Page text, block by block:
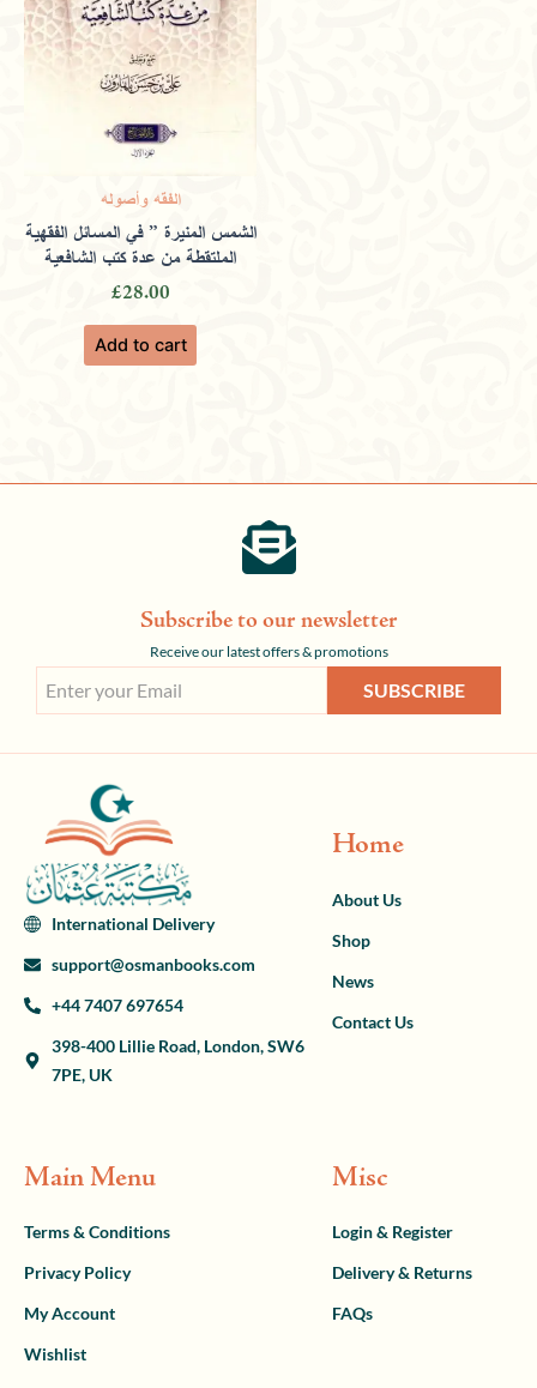
الفقه وأصوله
الشمس المنيرة ” في المسائل الفقهية
الملتقطة من عدة كتب الشافعية
£28.00
Add to cart
Subscribe to our newsletter
Receive our latest offers & promotions
SUBSCRIBE
International Delivery
support@osmanbooks.com
+44 7407 697654
398-400 Lillie Road, London, SW6
7PE, UK
Home
About Us
Shop
News
Contact Us
Main Menu
Terms & Conditions
Privacy Policy
My Account
Wishlist
Misc
Login & Register
Delivery & Returns
FAQs